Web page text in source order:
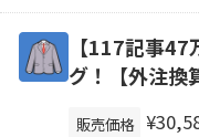
【117記事
グ！【外注換
販売価格